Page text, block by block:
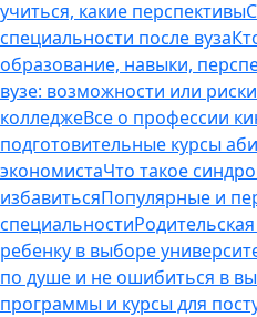
учиться, какие перспективы
специальности после вуза
образование, навыки,
вузе: возможности или
колледжеВсе о профессии
подготовительные курсы
экономистаЧто такое
избавитьсяПопулярные и
специальности
ребенку в выборе
по душе и не ошибиться в
программы и курсы для